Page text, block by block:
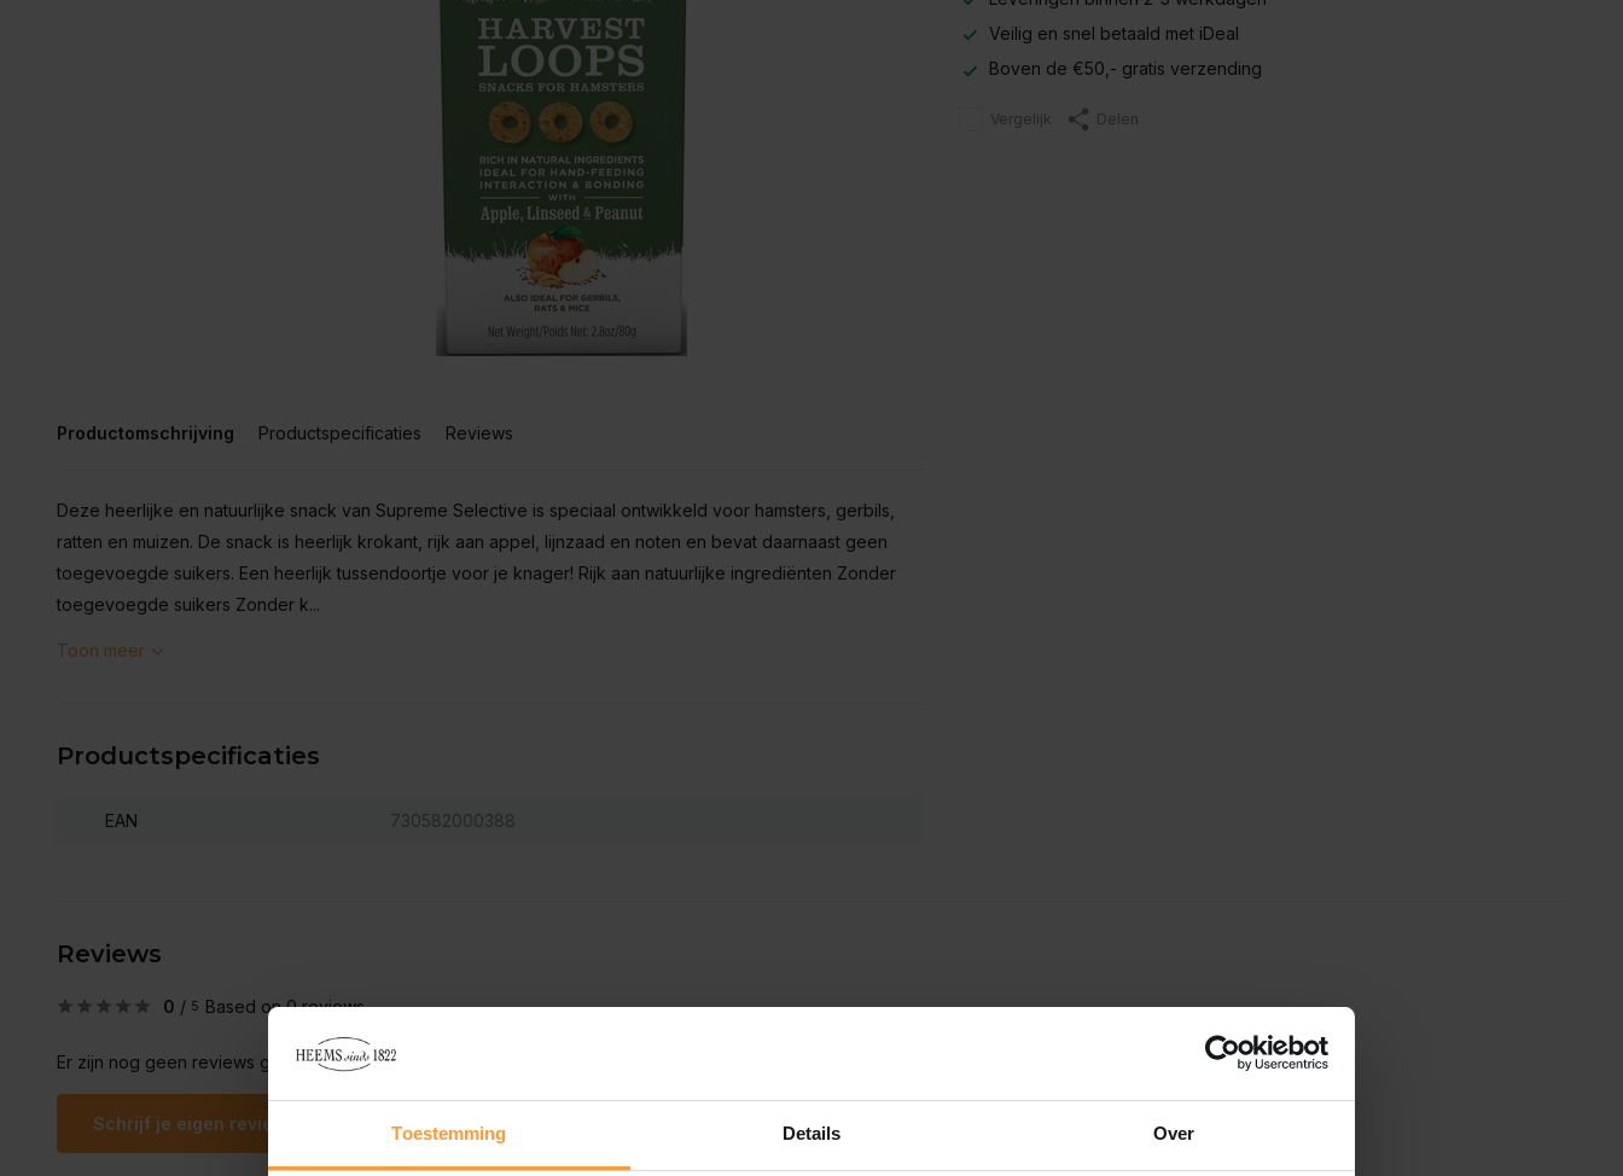
Toestemming Details Over
Productomschrijving Productspecificaties Reviews
Deze heerlijke en natuurlijke snack van Supreme Selective is speciaal ontwikkeld voor hamsters, gerbils,
ratten en muizen. De snack is heerlijk krokant, rijk aan appel, lijnzaad en noten en bevat daarnaast geen
toegevoegde suikers. Een heerlijk tussendoortje voor je knager! Rijk aan natuurlijke ingrediënten Zonder
toegevoegde suikers Zonder k...
Toon meer
Productspecificaties
EAN 730582000388
Veilig en snel betaald met iDeal
Boven de €50,- gratis verzending
Vergelijk Delen
Reviews
0 / 5 Based on 0 reviews
Er zijn nog geen reviews geschreven over dit product..
Schrijf je eigen review